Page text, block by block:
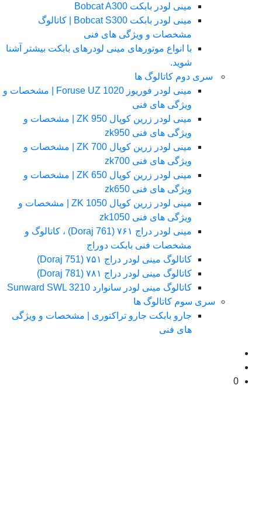
مینی لودر بابکت Bobcat A300
مینی لودر بابکت Bobcat S300 | کاتالوگ
مشخصات و ویژگی های فنی
با انواع موتورهای مینی لودرهای بابکت بیشتر آشنا
شوید.
سری دوم کاتالوگ ها
مینی لودر فوریوز Foruse UZ 1020 | مشخصات و
ویژگی های فنی
مینی لودر زرین کوپال ZK 950 | مشخصات و
ویژگی های فنی zk950
مینی لودر زرین کوپال ZK 700 | مشخصات و
ویژگی های فنی zk700
مینی لودر زرین کوپال ZK 650 | مشخصات و
ویژگی های فنی zk650
مینی لودر زرین کوپال ZK 1050 | مشخصات و
ویژگی های فنی zk1050
مینی لودر دراج ۷۶۱ (Doraj 761) ، کاتالوگ و
مشخصات فنی بابکت دوراج
کاتالوگ مینی لودر دراج ۷۵۱ (Doraj 751)
کاتالوگ مینی لودر دراج ۷۸۱ (Doraj 781)
کاتالوگ مینی لودر سانوارد Sunward SWL 3210
سری سوم کاتالوگ ها
جارو بابکت جارو تراکتوری | مشخصات و ویژگی
های فنی